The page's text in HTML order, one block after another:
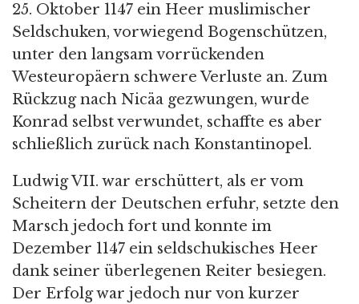
25. Oktober 1147 ein Heer muslimischer
Seldschuken, vorwiegend Bogenschützen,
unter den langsam vorrückenden
Westeuropäern schwere Verluste an. Zum
Rückzug nach Nicäa gezwungen, wurde
Konrad selbst verwundet, schaffte es aber
schließlich zurück nach Konstantinopel.
Ludwig VII. war erschüttert, als er vom
Scheitern der Deutschen erfuhr, setzte den
Marsch jedoch fort und konnte im
Dezember 1147 ein seldschukisches Heer
dank seiner überlegenen Reiter besiegen.
Der Erfolg war jedoch nur von kurzer